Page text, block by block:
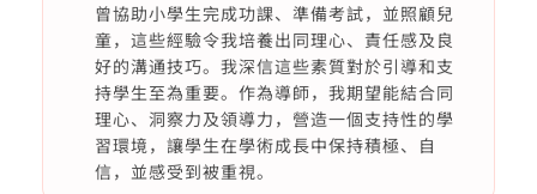
曾協助小學生完成功課、準備考試，並照顧兒
童，這些經驗令我培養出同理心、責任感及良
好的溝通技巧。我深信這些素質對於引導和支
持學生至為重要。作為導師，我期望能結合同
理心、洞察力及領導力，營造一個支持性的學
習環境，讓學生在學術成長中保持積極、自
信，並感受到被重視。